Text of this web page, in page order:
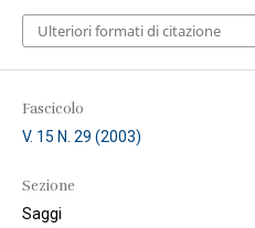
Ulteriori formati di citazione
Fascicolo
V. 15 N. 29 (2003)
Sezione
Saggi